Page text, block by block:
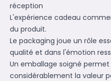
réception
L'expérience cadeau
du produit.
Le packaging joue un rôle
qualité et dans l'émotion
Un emballage soigné
considérablement la valeur